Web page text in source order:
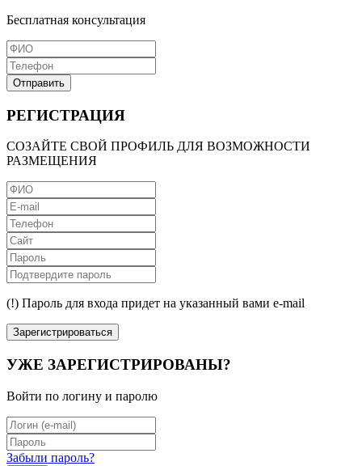
Бесплатная консультация
Отправить
РЕГИСТРАЦИЯ
СОЗАЙТЕ СВОЙ ПРОФИЛЬ ДЛЯ ВОЗМОЖНОСТИ
РАЗМЕЩЕНИЯ
(!) Пароль для входа придет на указанный вами e-mail
Зарегистрироваться
УЖЕ ЗАРЕГИСТРИРОВАНЫ?
Войти по логину и паролю
Забыли пароль?